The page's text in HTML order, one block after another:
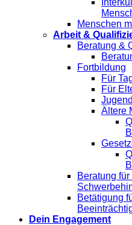
Menschen
Arbeit &
Beratung &
Fortbildung
Für
Für
Ältere
Beratung
Betätigung
Dein Engagement